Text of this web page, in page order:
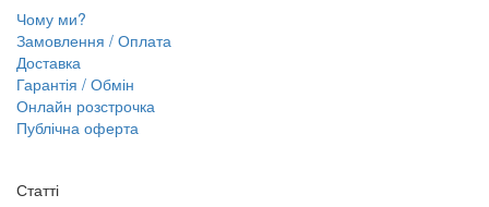
Чому ми?
Замовлення / Оплата
Доставка
Гарантія / Обмін
Онлайн розстрочка
Публічна оферта
Статті